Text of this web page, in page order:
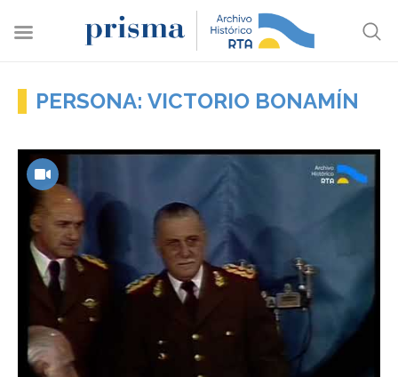
PERSONA: VICTORIO BONAMÍN